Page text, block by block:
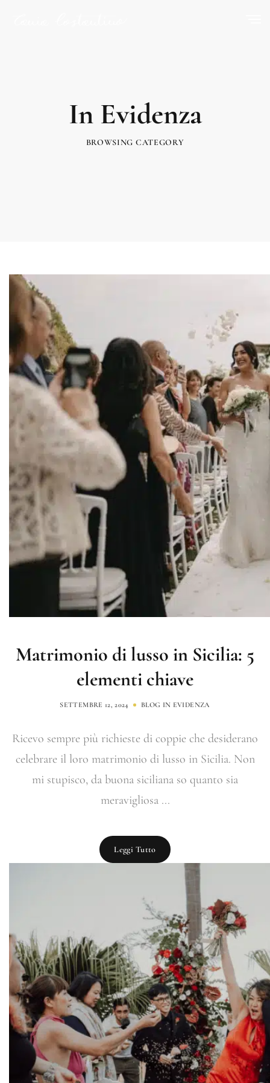
In Evidenza
BROWSING CATEGORY
Matrimonio di lusso in Sicilia: 5
elementi chiave
SETTEMBRE 12, 2024 BLOG IN EVIDENZA
Ricevo sempre più richieste di coppie che desiderano
celebrare il loro matrimonio di lusso in Sicilia. Non
mi stupisco, da buona siciliana so quanto sia
meravigliosa ...
Leggi Tutto